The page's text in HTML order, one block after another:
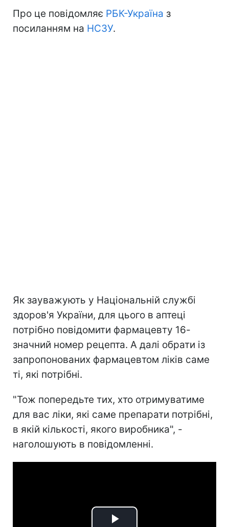
Про це повідомляє РБК-Україна з
посиланням на НСЗУ.
Як зауважують у Національній службі
здоров'я України, для цього в аптеці
потрібно повідомити фармацевту 16-
значний номер рецепта. А далі обрати із
запропонованих фармацевтом ліків саме
ті, які потрібні.
"Тож попередьте тих, хто отримуватиме
для вас ліки, які саме препарати потрібні,
в якій кількості, якого виробника", -
наголошують в повідомленні.